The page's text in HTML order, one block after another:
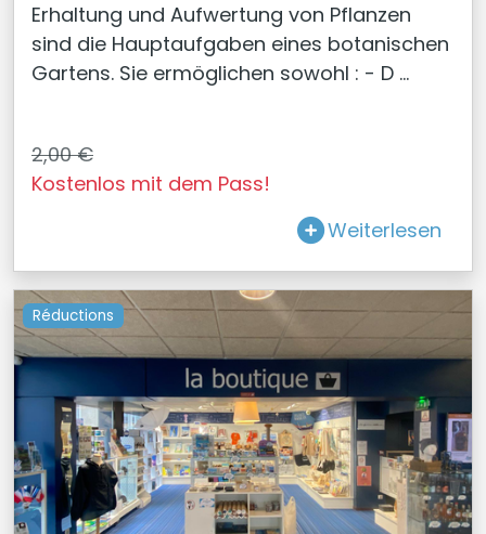
Erhaltung und Aufwertung von Pflanzen
sind die Hauptaufgaben eines botanischen
Gartens. Sie ermöglichen sowohl : - D ...
2,00 €
Kostenlos mit dem Pass!
Weiterlesen
Réductions